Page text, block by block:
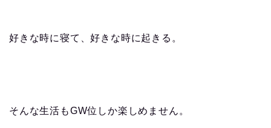
好きな時に寝て、好きな時に起きる。
そんな生活もGW位しか楽しめません。